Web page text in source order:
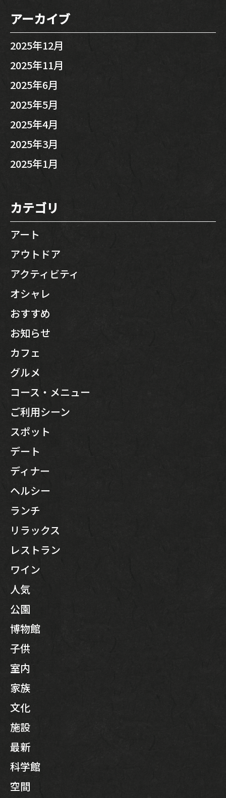
アーカイブ
2025年12月
2025年11月
2025年6月
2025年5月
2025年4月
2025年3月
2025年1月
カテゴリ
アート
アウトドア
アクティビティ
オシャレ
おすすめ
お知らせ
カフェ
グルメ
コース・メニュー
ご利用シーン
スポット
デート
ディナー
ヘルシー
ランチ
リラックス
レストラン
ワイン
人気
公園
博物館
子供
室内
家族
文化
施設
最新
科学館
空間